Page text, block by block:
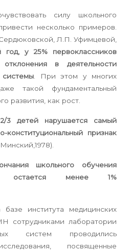
силу школьного
несколько примеров.
Л.П. Уфимцевой,
год, у 25% первоклассников
в деятельности
системы. При этом у многих
такой фундаментальный
развития, как рост.
3 детей нарушается самый
конституциональный признак
школьного обучения
остается менее 1%
института медицинских
сотрудниками лаборатории
систем проводились
посвященные